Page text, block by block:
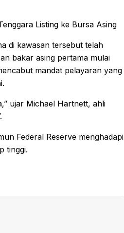
Listing ke Bursa Asing
di kawasan tersebut telah
bakar asing pertama mulai
mandat pelayaran yang
ujar Michael Hartnett, ahli
Federal Reserve menghadapi
tinggi.